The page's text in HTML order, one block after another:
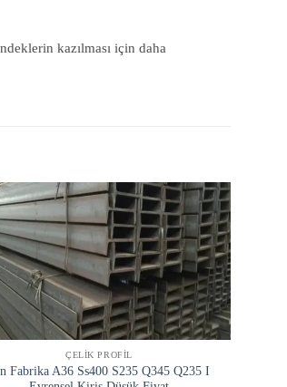
kazılması için daha
ÇELIK PROFIL
Fabrika A36 Ss400 S235 Q345 Q235 I